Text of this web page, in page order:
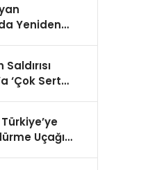
Yeniden
‘Çok Sert
Uçağı